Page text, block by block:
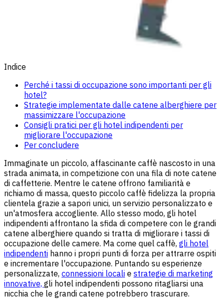
Indice
Perché i tassi di occupazione sono importanti per gli
hotel?
Strategie implementate dalle catene alberghiere per
massimizzare l'occupazione
Consigli pratici per gli hotel indipendenti per
migliorare l'occupazione
Per concludere
Immaginate un piccolo, affascinante caffè nascosto in una
strada animata, in competizione con una fila di note catene
di caffetterie. Mentre le catene offrono familiarità e
richiamo di massa, questo piccolo caffè fidelizza la propria
clientela grazie a sapori unici, un servizio personalizzato e
un'atmosfera accogliente. Allo stesso modo, gli hotel
indipendenti affrontano la sfida di competere con le grandi
catene alberghiere quando si tratta di migliorare i tassi di
occupazione delle camere. Ma come quel caffè, gli hotel
indipendenti hanno i propri punti di forza per attrarre ospiti
e incrementare l'occupazione. Puntando su esperienze
personalizzate, connessioni locali e strategie di marketing
innovative, gli hotel indipendenti possono ritagliarsi una
nicchia che le grandi catene potrebbero trascurare.